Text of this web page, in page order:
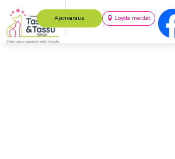
Ajanvaraus Löydä meidät